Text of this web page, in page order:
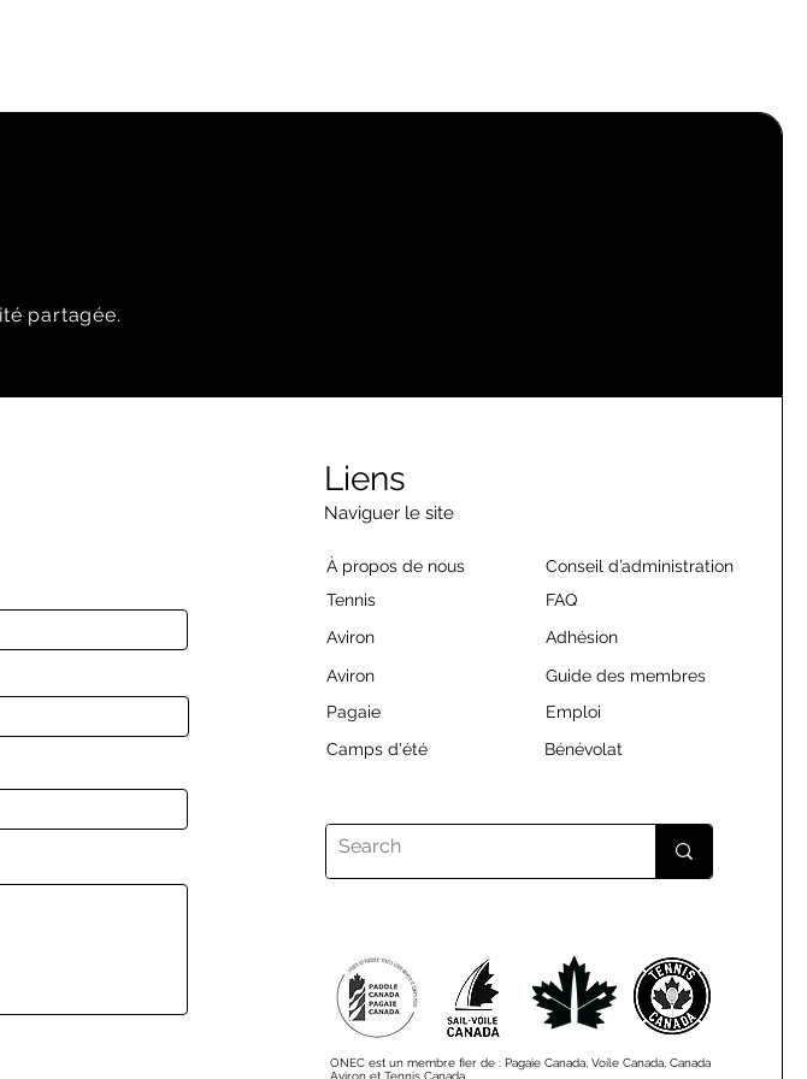
partagée.
Liens
Naviguer le site
À propos de nous
Tennis
Aviron
Aviron
Pagaie
Camps d'été
Conseil d’administration
FAQ
Adhésion
Guide des membres
Emploi
Bénévolat
ONEC est un membre fier de : Pagaie Canada, Voile Canada, Canada
Aviron et Tennis Canada